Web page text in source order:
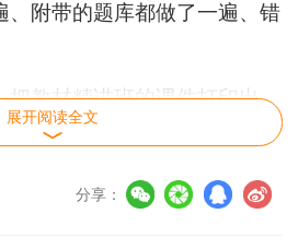
、附带的题库都做了一遍、错
教材精讲班的课件打印出
网课过一遍。每节课结束后做
在把讲义看一遍，在做题库里
展开阅读全文
分享：